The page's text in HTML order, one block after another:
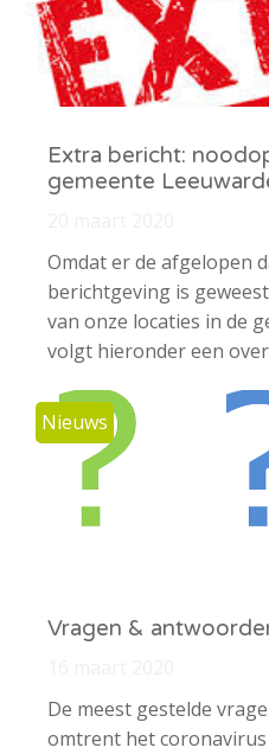
Extra bericht:
gemeente
Omdat er de afgelopen
berichtgeving is
van onze locaties in de
volgt hieronder een
Nieuws
Vragen &
De meest gestelde
omtrent het